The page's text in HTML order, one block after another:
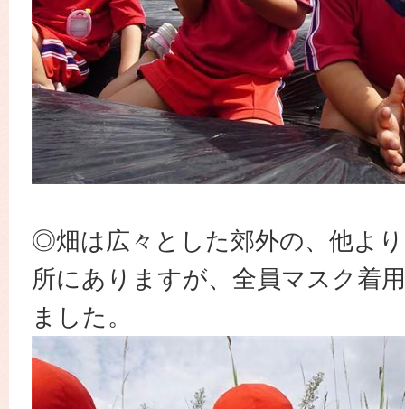
◎畑は広々とした郊外の、他よ
所にありますが、全員マスク着
ました。